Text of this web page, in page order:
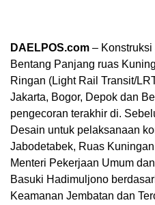
DAELPOS.com –
Bentang Panjang ruas
Ringan (Light Rail Transit/
Jakarta, Bogor, Depok dan
pengecoran terakhir di.
Desain untuk pelaksanaan
Jabodetabek, Ruas
Menteri Pekerjaan Umum
Basuki Hadimuljono
Keamanan Jembatan dan